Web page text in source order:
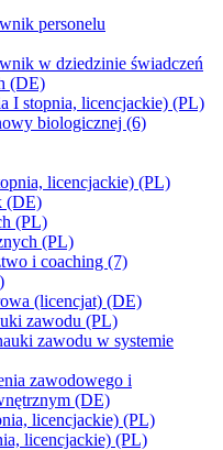
personelu
w dziedzinie świadczeń
(DE)
I stopnia, licencjackie) (PL)
biologicznej (6)
licencjackie) (PL)
(DE)
(PL)
(PL)
i coaching (7)
(licencjat) (DE)
zawodu (PL)
zawodu w systemie
zawodowego i
(DE)
licencjackie) (PL)
licencjackie) (PL)